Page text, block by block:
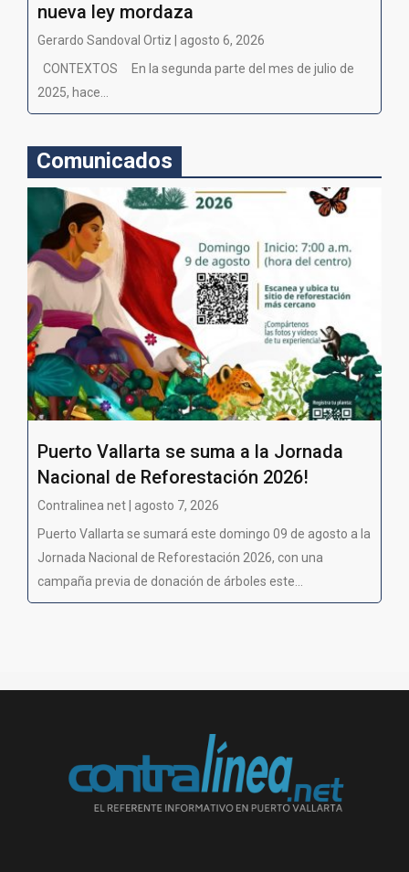
nueva ley mordaza
Gerardo Sandoval Ortiz | agosto 6, 2026
CONTEXTOS En la segunda parte del mes de julio de
2025, hace...
Comunicados
Puerto Vallarta se suma a la Jornada
Nacional de Reforestación 2026!
Contralinea net | agosto 7, 2026
Puerto Vallarta se sumará este domingo 09 de agosto a la
Jornada Nacional de Reforestación 2026, con una
campaña previa de donación de árboles este...